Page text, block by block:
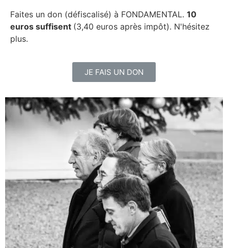
Faites un don (défiscalisé) à FONDAMENTAL. 10
euros suffisent (3,40 euros après impôt). N'hésitez
plus.
JE FAIS UN DON